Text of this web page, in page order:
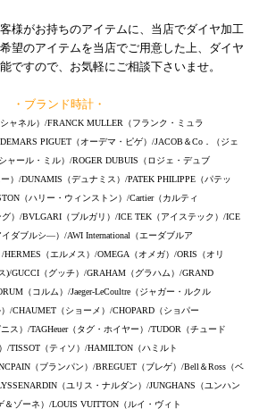
様がお持ちのアイテムに、当店でダイヤ加工
望のアイテムを当店でご用意した上、ダイヤ
ですので、お気軽にご相談下さいませ。
・ブランド時計・
ャネル）/FRANCK MULLER（フランク・ミュラ
PIGUET（オーデマ・ピゲ）/JACOB＆Co．（ジェ
ャール・ミル）/ROGER DUBUIS（ロジェ・デュブ
）/DUNAMIS（デュナミス）/PATEK PHILIPPE（パテッ
（ハリー・ウィンストン）/Cartier（カルティ
）/BVLGARI（ブルガリ）/ICE TEK（アイステック）/ICE
ダブルシ―）/AWI International（エーダブルア
（エルメス）/OMEGA（オメガ）/ORIS（オリ
)/GUCCI（グッチ）/GRAHAM（グラハム）/GRAND
（コルム）/Jaeger-LeCoultre（ジャガー・ルクル
/CHAUMET（ショーメ）/CHOPARD（ショパー
ス）/TAGHeuer（タグ・ホイヤー）/TUDOR（チュード
/TISSOT（ティソ）/HAMILTON（ハミルト
（ブランパン）/BREGUET（ブレゲ）/Bell＆Ross（ベ
（ユリス・ナルダン）/JUNGHANS（ユンハン
＆ゾーネ）/LOUIS VUITTON（ルイ・ヴィト